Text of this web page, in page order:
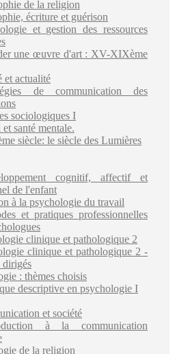
de la religion
écriture et guérison
et gestion des ressources
une œuvre d'art : XV-XIXème
et actualité
de communication des
sociologiques I
santé mentale.
siècle: le siècle des Lumières
cognitif, affectif et
de l'enfant
à la psychologie du travail
et pratiques professionnelles
clinique et pathologique 2
clinique et pathologique 2 -
dirigés
: thèmes choisis
descriptive en psychologie I
et société
à la communication
de la religion